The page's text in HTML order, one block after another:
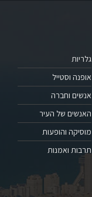
גלריות
אופנה וסטייל
אנשים וחברה
האנשים של העיר
מוסיקה והופעות
תרבות ואמנות